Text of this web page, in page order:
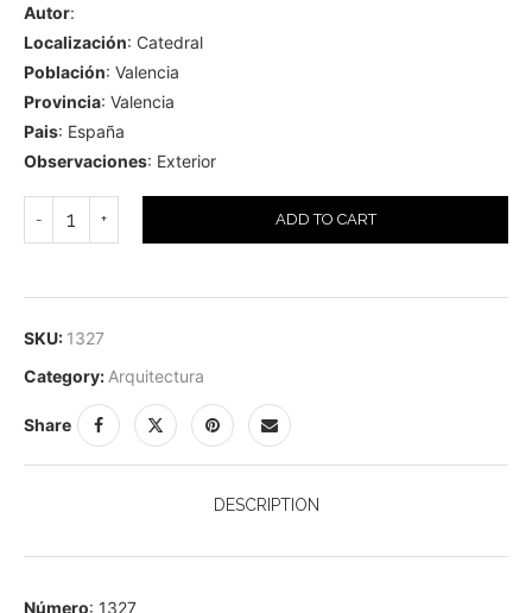
Autor:
Localización: Catedral
Población: Valencia
Provincia: Valencia
Pais: España
Observaciones: Exterior
ADD TO CART
SKU: 1327
Category: Arquitectura
Share
DESCRIPTION
Número: 1327